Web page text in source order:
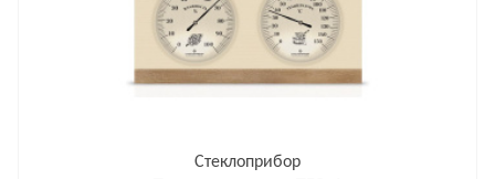
Стеклоприбор